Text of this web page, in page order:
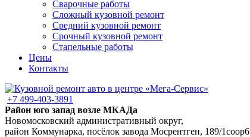
Сварочные работы
Сложный кузовной ремонт
Средний кузовной ремонт
Срочный кузовной ремонт
Стапельные работы
Цены
Контакты
+7 499-403-3891
Район юго запад возле МКАДа
Новомосковский административный округ,
район Коммунарка, посёлок завода Мосрентген, 189/1соор6